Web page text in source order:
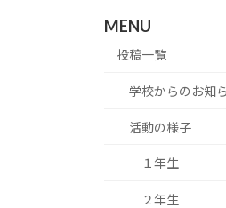
MENU
投稿一覧
学校からのお知
活動の様子
１年生
２年生